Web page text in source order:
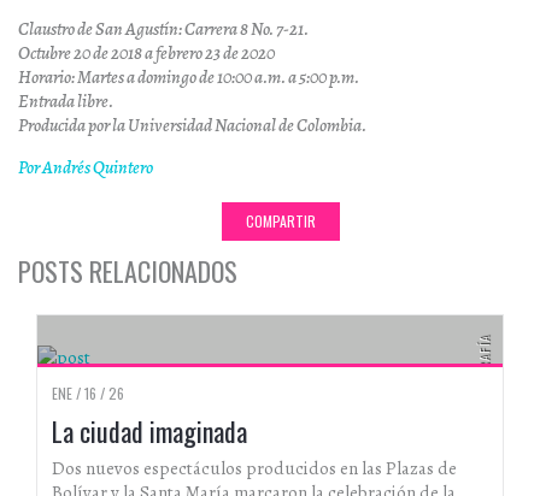
Claustro de San Agustín: Carrera 8 No. 7-21.
Octubre 20 de 2018 a febrero 23 de 2020
Horario: Martes a domingo de 10:00 a.m. a 5:00 p.m.
Entrada libre.
Producida por la Universidad Nacional de Colombia.
Por Andrés Quintero
COMPARTIR
POSTS RELACIONADOS
FOTOGRAFÍA
ENE / 16 / 26
La ciudad imaginada
Dos nuevos espectáculos producidos en las Plazas de